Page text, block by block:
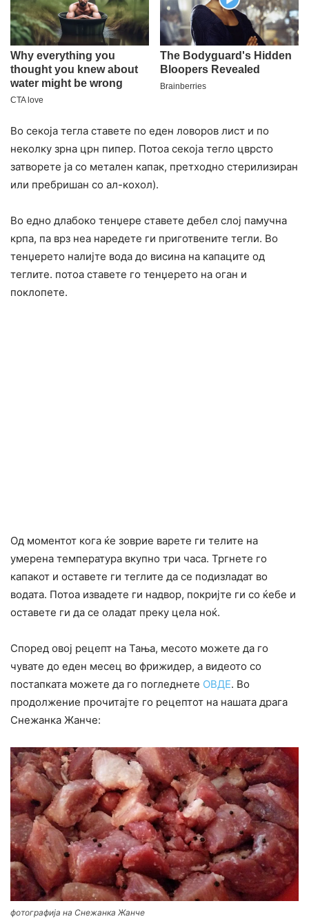
Во секоја тегла ставете по еден ловоров лист и по
неколку зрна црн пипер. Потоа секоја тегло цврсто
затворете ја со метален капак, претходно стерилизиран
или пребришан со ал-кохол).
Во едно длабоко тенџере ставете дебел слој памучна
крпа, па врз неа наредете ги приготвените тегли. Во
тенџерето налијте вода до висина на капаците од
теглите. потоа ставете го тенџерето на оган и
поклопете.
Од моментот кога ќе зоврие варете ги телите на
умерена температура вкупно три часа. Тргнете го
капакот и оставете ги теглите да се подизладат во
водата. Потоа извадете ги надвор, покријте ги со ќебе и
оставете ги да се оладат преку цела ноќ.
Според овој рецепт на Тања, месото можете да го
чувате до еден месец во фрижидер, а видеото со
постапката можете да го погледнете ОВДЕ. Во
продолжение прочитајте го рецептот на нашата драга
Снежанка Жанче:
фотографија на Снежанка Жанче